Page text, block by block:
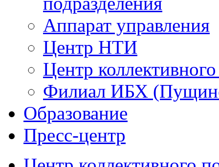
Аппарат управления
Центр НТИ
Центр
Филиал ИБХ
Образование
Пресс-центр